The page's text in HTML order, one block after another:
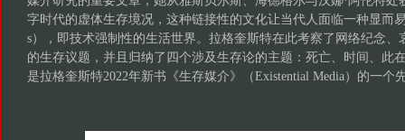
字时代的虚体生存境况，这种链接性的文化让当代人面临一种显而
s），即技术强制性的生活世界。拉格奎斯特在此考察了网络纪念、
的生存议题，并且归纳了四个涉及生存论的主题：死亡、时间、此
是拉格奎斯特2022年新书《生存媒介》（Existential Media）的一个